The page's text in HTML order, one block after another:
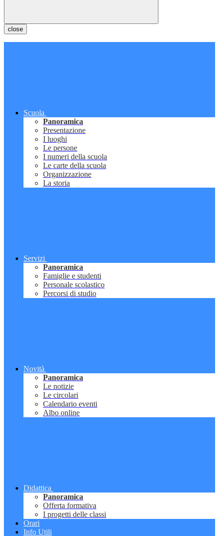
close
Scuola
Panoramica
Presentazione
I luoghi
Le persone
I numeri della scuola
Le carte della scuola
Organizzazione
La storia
Servizi
Panoramica
Famiglie e studenti
Personale scolastico
Percorsi di studio
Novità
Panoramica
Le notizie
Le circolari
Calendario eventi
Albo online
Didattica
Panoramica
Offerta formativa
I progetti delle classi
Orari
Info Utili